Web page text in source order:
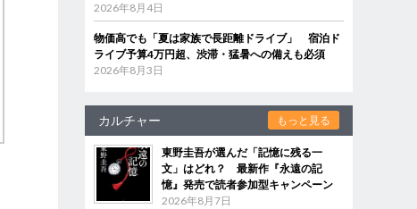
2026年8月4日
物価高でも「夏は家族で長距離ドライブ」 宿泊ド
ライブ予算4万円超、渋滞・猛暑への備えも必須
2026年8月3日
カルチャー もっと見る
東野圭吾が選んだ「記憶に残る一
文」はどれ？ 最新作『永遠の記
憶』発売で読者参加型キャンペーン
2026年8月7日